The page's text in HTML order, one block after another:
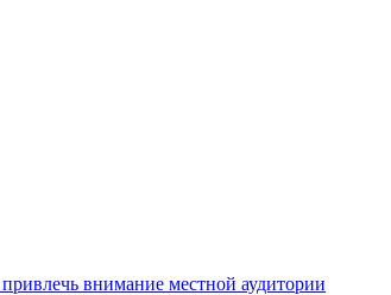
внимание местной аудитории